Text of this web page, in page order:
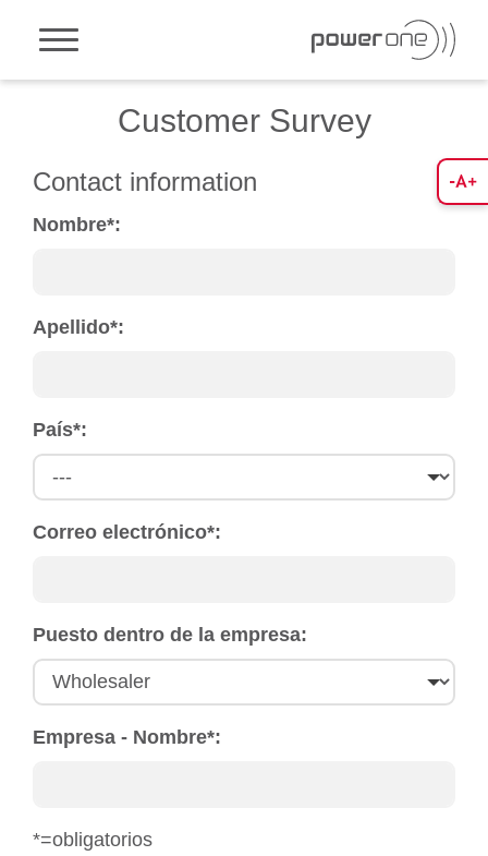
Toggle navigation
Customer Survey
Contact information
Nombre*:
Apellido*:
País*:
Correo electrónico*:
Puesto dentro de la empresa:
Empresa - Nombre*:
*=obligatorios